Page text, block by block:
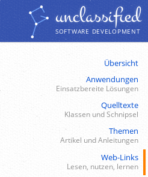
Inhalt
unclassiﬁed
SOFTWARE DEVELOPMENT
Übersicht
Anwendungen
Einsatzbereite Lösungen
Quelltexte
Klassen und Schnipsel
Themen
Artikel und Anleitungen
Web-Links
Lesen, nutzen, lernen